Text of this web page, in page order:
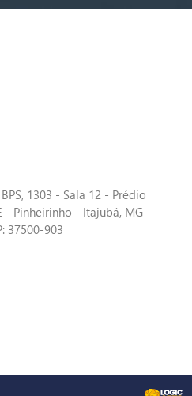
1303 - Sala 12 - Prédio
- Pinheirinho - Itajubá, MG
37500-903